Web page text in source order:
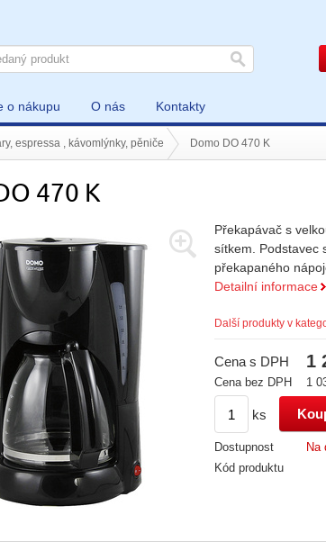
o nákupu O nás Kontakty
espressa , kávomlýnky, pěniče Domo DO 470 K
470 K
Překapávač s
sítkem. Podstavec
překapaného
Detailní informace
Další produkty v
Cena s DPH 1
Cena bez DPH 1
ks
Dostupnost
Na
Kód produktu